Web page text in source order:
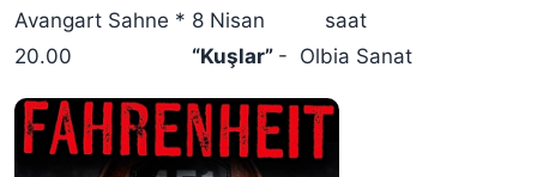
Avangart Sahne * 8 Nisan saat
20.00 “Kuşlar” - Olbia Sanat